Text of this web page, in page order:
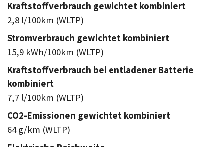
Kraftstoffverbrauch gewichtet kombiniert
2,8 l/100km (WLTP)
Stromverbrauch gewichtet kombiniert
15,9 kWh/100km (WLTP)
Kraftstoffverbrauch bei entladener Batterie
kombiniert
7,7 l/100km (WLTP)
CO2-Emissionen gewichtet kombiniert
64 g/km (WLTP)